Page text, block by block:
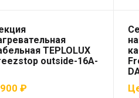
TEPLOLUX
outside-16A-
₽